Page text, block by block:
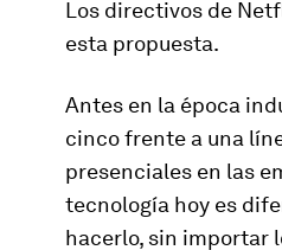
Los directivos de
esta propuesta.
Antes en la época
cinco frente a una
presenciales en las
tecnología hoy es
hacerlo, sin importar